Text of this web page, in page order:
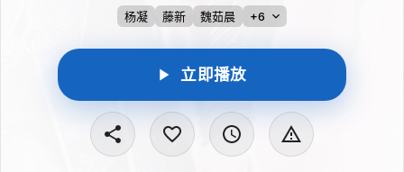
杨凝 藤新 魏茹晨 +6
立即播放